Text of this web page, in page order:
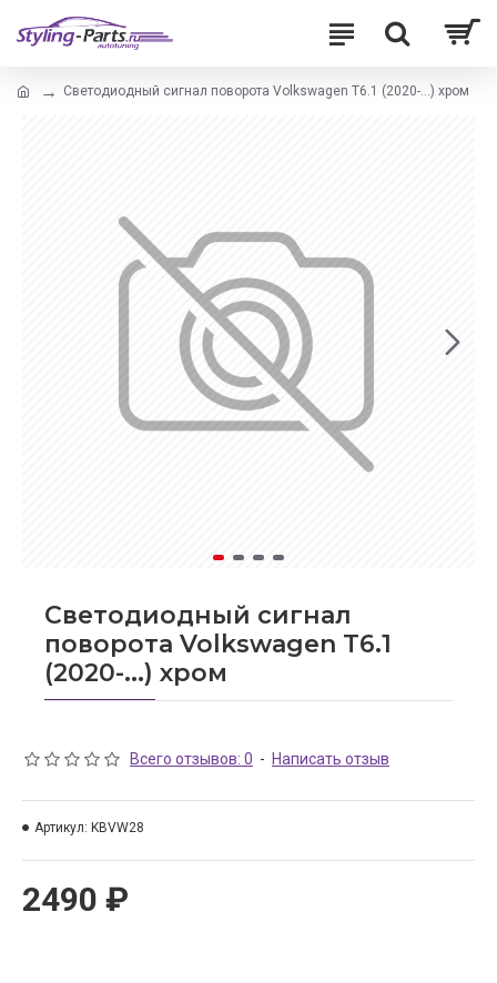
Светодиодный сигнал поворота Volkswagen T6.1 (2020-...) хром
Светодиодный сигнал
поворота Volkswagen T6.1
(2020-...) хром
Всего отзывов: 0 - Написать отзыв
2490 ₽
Артикул: KBVW28